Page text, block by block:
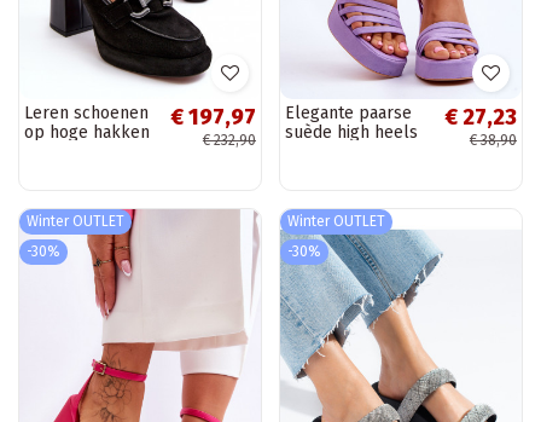
Leren schoenen
op hoge hakken
€ 197,97
€ 232,90
Elegante paarse
suède high heels
€ 27,23
€ 38,90
Winter OUTLET
-30%
Winter OUTLET
-30%